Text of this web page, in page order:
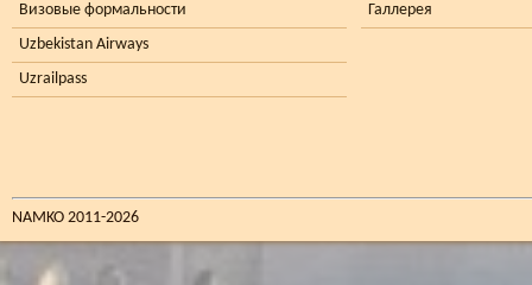
Визовые формальности
Uzbekistan Airways
Uzrailpass
Галлерея
NAMKO 2011-2026